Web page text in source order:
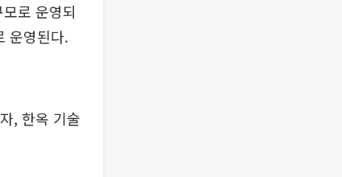
로 운영되
운영된다.
, 한옥 기술